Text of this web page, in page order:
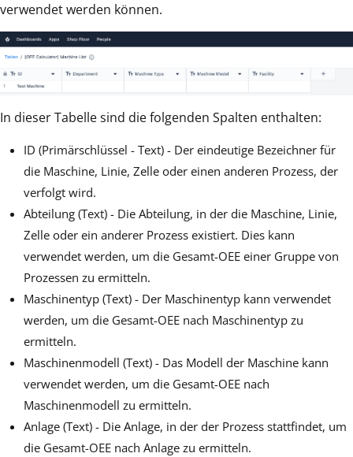
verwendet werden können.
In dieser Tabelle sind die folgenden Spalten enthalten:
ID (Primärschlüssel - Text) - Der eindeutige Bezeichner für
die Maschine, Linie, Zelle oder einen anderen Prozess, der
verfolgt wird.
Abteilung (Text) - Die Abteilung, in der die Maschine, Linie,
Zelle oder ein anderer Prozess existiert. Dies kann
verwendet werden, um die Gesamt-OEE einer Gruppe von
Prozessen zu ermitteln.
Maschinentyp (Text) - Der Maschinentyp kann verwendet
werden, um die Gesamt-OEE nach Maschinentyp zu
ermitteln.
Maschinenmodell (Text) - Das Modell der Maschine kann
verwendet werden, um die Gesamt-OEE nach
Maschinenmodell zu ermitteln.
Anlage (Text) - Die Anlage, in der der Prozess stattfindet, um
die Gesamt-OEE nach Anlage zu ermitteln.